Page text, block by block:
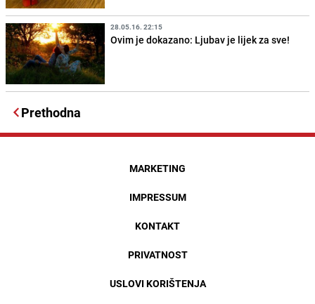
28.05.16. 22:15
Ovim je dokazano: Ljubav je lijek za sve!
Prethodna
MARKETING
IMPRESSUM
KONTAKT
PRIVATNOST
USLOVI KORIŠTENJA